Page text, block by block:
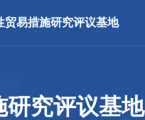
贸易措施研究评议基地
究评议基地